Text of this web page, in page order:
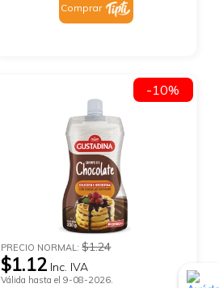
Comprar
PRECIO NORMAL:$1.24
$1.12 Inc. IVA
Válida hasta el 9-08-2026.
-10%